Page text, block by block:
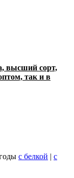
высший сорт,
так и в
с белкой | с